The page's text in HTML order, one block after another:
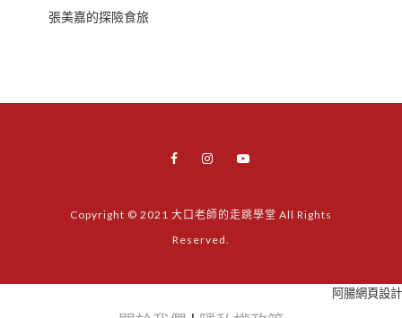
張美嘉的探險食旅
Copyright © 2021 大口老師的走跳學堂 All Rights
Reserved.
阿腸網頁設計